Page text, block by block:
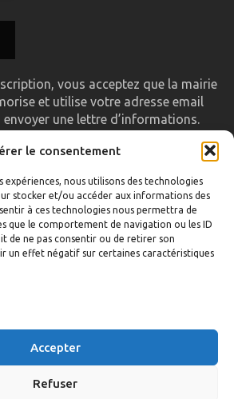
le consentement
nous utilisons des technologies
stocker et/ou accéder aux informations des
à ces technologies nous permettra de
que le comportement de navigation ou les ID
de ne pas consentir ou de retirer son
un effet négatif sur certaines caractéristiques
Accepter
Refuser
vous acceptez que la mairie
et utilise votre adresse email
une lettre d’informations.